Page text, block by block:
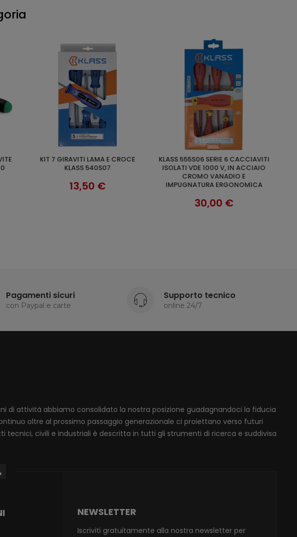
AGGIUNGI AL CARRELLO
ISOLATI VDE 1000 V, IN ACCIAIO
IMPUGNATURA ERGONOMICA
AGGIUNGI AL CARRELLO
TOPTUL FGAB1013 CACCIAVITE
CON BUSSOLA CR-V MM13
TOPTUL FGAB1313
Pagamenti sicuri
con Paypal e carte
Supporto tecnico
online 24/7
di attività abbiamo consolidato la nostra posizione guadagnandoci la fiducia
oltre al prossimo passaggio generazionale ci proiettano verso futuri
civili e industriali è descritta in tutti gli strumenti di ricerca e suddivisa
NEWSLETTER
Iscriviti gratuitamente alla nostra newsletter per